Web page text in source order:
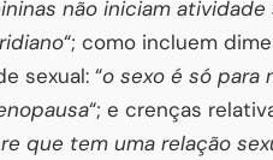
não iniciam atividade
“; como incluem
sexual: “o sexo é só para
“; e crenças
que tem uma relação